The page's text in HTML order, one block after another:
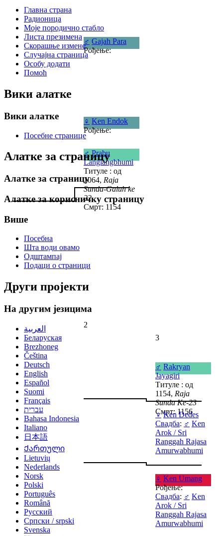
♂ Gajah Para
Рођење:
♀ Ken Endok
Рођење:
♂ Prabu
Langlangbhumi
Титуле : од
1064, Raja
Sunda-Galuh ke
22
Смрт: 1154
2
3
♂ Rakryan
Jayagiri
Титуле : од
1154, Raja
Sunda Ke-23
Смрт: 1156
♀ Ken Dedes
Свадба: ♂ Ken
Arok / Sri
Ranggah Rajasa
Amurwabhumi
♀ Ken Umang
Рођење:
Свадба: ♂ Ken
Arok / Sri
Ranggah Rajasa
Amurwabhumi
Главна страна
Радионица
Моје породично стабло
Листа презимена
Скорашње измене
Случајна страница
Особу додати
Помоћ
Вики алатке
Вики алатке
Посебне странице
Алатке за страницу
Алатке за страницу
Алатке за корисничку страницу
Више
Посебна
Шта води овамо
Одштампај
Подаци о страници
Други пројекти
На другим језицима
العربية
Беларуская
Brezhoneg
Čeština
Deutsch
English
Español
Suomi
Français
עברית
Bahasa Indonesia
Italiano
日本語
Ქართული
Lietuvių
Nederlands
Norsk
Polski
Português
Română
Русский
Српски / srpski
Svenska